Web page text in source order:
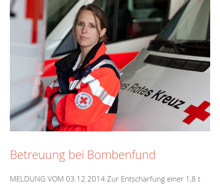
Betreuung bei Bombenfund
MELDUNG VOM 03.12.2014 Zur Entschärfung einer 1,8 t